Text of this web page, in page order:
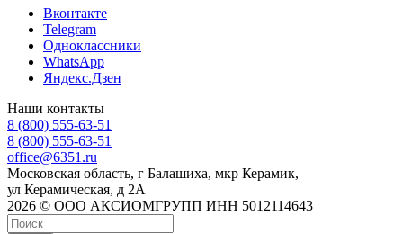
Вконтакте
Telegram
Одноклассники
WhatsApp
Яндекс.Дзен
Наши контакты
8 (800) 555-63-51
8 (800) 555-63-51
office@6351.ru
Московская область, г Балашиха, мкр Керамик,
ул Керамическая, д 2А
2026 © ООО АКСИОМГРУПП ИНН 5012114643